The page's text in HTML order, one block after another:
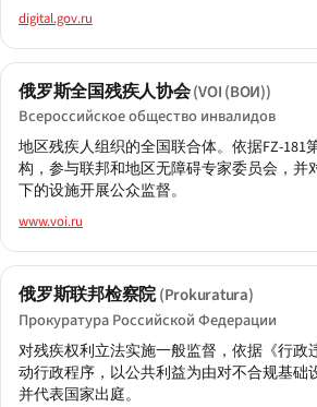
digital.gov.ru
俄罗斯全国残疾人协会(VOI (ВОИ))
Всероссийское общество инвалидов
地区残疾人组织的全国联合体。依据FZ-181
构，参与联邦和地区无障碍专家委员会，并
下的设施开展公众监督。
www.voi.ru
俄罗斯联邦检察院(Prokuratura)
Прокуратура Российской Федерации
对残疾权利立法实施一般监督，依据《行政
动行政程序，以公共利益为由对不合规基础
并代表国家出庭。